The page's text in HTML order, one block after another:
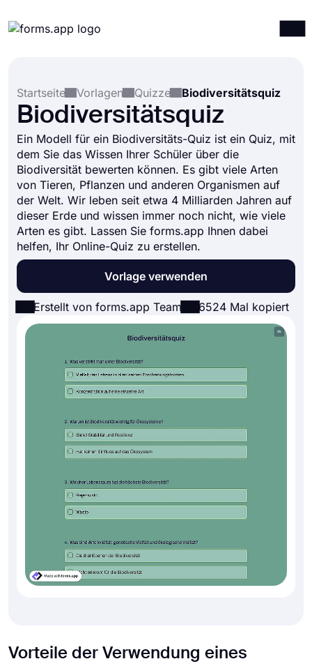
Integrationen
Vorlagen
Ressourcen
Preise
Startseite
Vorlagen Quizze Biodiversitätsquiz
Biodiversitätsquiz
Ein Modell für ein Biodiversitäts-Quiz ist ein Quiz, mit
dem Sie das Wissen Ihrer Schüler über die
Biodiversität bewerten können. Es gibt viele Arten
von Tieren, Pflanzen und anderen Organismen auf
der Welt. Wir leben seit etwa 4 Milliarden Jahren auf
dieser Erde und wissen immer noch nicht, wie viele
Arten es gibt. Lassen Sie forms.app Ihnen dabei
helfen, Ihr Online-Quiz zu erstellen.
Vorlage verwenden
Erstellt von forms.app Team 6524 Mal kopiert
Vorteile der Verwendung eines